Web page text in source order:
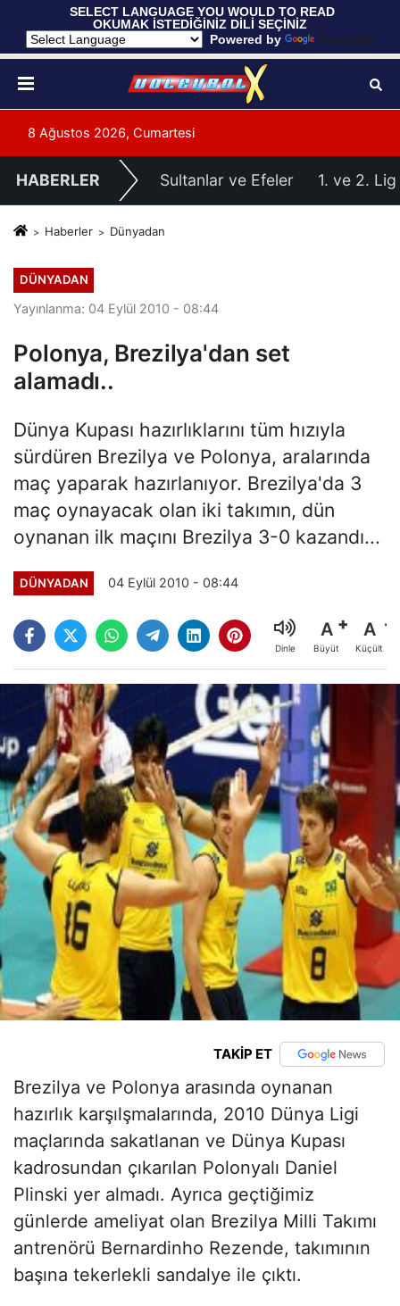
SELECT LANGUAGE YOU WOULD TO READ
OKUMAK İSTEDİĞİNİZ DİLİ SEÇİNİZ
Powered by
Translate
8 Ağustos 2026, Cumartesi
HABERLER Sultanlar ve Efeler 1. ve 2. Lig
Haberler Dünyadan
DÜNYADAN
Yayınlanma: 04 Eylül 2010 - 08:44
Polonya, Brezilya'dan set
alamadı..
Dünya Kupası hazırlıklarını tüm hızıyla
sürdüren Brezilya ve Polonya, aralarında
maç yaparak hazırlanıyor. Brezilya'da 3
maç oynayacak olan iki takımın, dün
oynanan ilk maçını Brezilya 3-0 kazandı...
DÜNYADAN 04 Eylül 2010 - 08:44
Dinle
A
Büyüt
A
Küçült
TAKİP ET
Brezilya ve Polonya arasında oynanan
hazırlık karşılşmalarında, 2010 Dünya Ligi
maçlarında sakatlanan ve Dünya Kupası
kadrosundan çıkarılan Polonyalı Daniel
Plinski yer almadı. Ayrıca geçtiğimiz
günlerde ameliyat olan Brezilya Milli Takımı
antrenörü Bernardinho Rezende, takımının
başına tekerlekli sandalye ile çıktı.